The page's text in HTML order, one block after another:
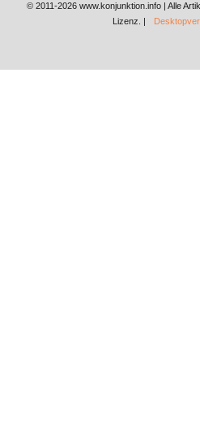
© 2011-2026 www.konjunktion.info | Alle
Lizenz. |